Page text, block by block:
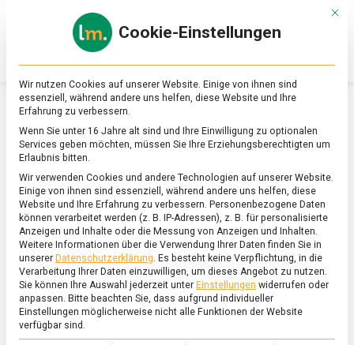
Online-
Magazin
zu
&
Ernährung
SCHLAGWORT:MSC
Mit
Cookie-Einstellungen
Wir nutzen Cookies auf unserer Website. Einige von ihnen sind
essenziell, während andere uns helfen, diese Website und Ihre
Erfahrung zu verbessern.
Wenn Sie unter 16 Jahre alt sind und Ihre Einwilligung zu optionalen
Services geben möchten, müssen Sie Ihre Erziehungsberechtigten um
Erlaubnis bitten.
Wir verwenden Cookies und andere Technologien auf unserer Website.
Einige von ihnen sind essenziell, während andere uns helfen, diese
Website und Ihre Erfahrung zu verbessern. Personenbezogene Daten
können verarbeitet werden (z. B. IP-Adressen), z. B. für personalisierte
Anzeigen und Inhalte oder die Messung von Anzeigen und Inhalten.
Weitere Informationen über die Verwendung Ihrer Daten finden Sie in
unserer Datenschutzerklärung. Es besteht keine Verpflichtung, in die
Verarbeitung Ihrer Daten einzuwilligen, um dieses Angebot zu nutzen.
Sie können Ihre Auswahl jederzeit unter Einstellungen widerrufen oder
anpassen. Bitte beachten Sie, dass aufgrund individueller
Einstellungen möglicherweise nicht alle Funktionen der Website
verfügbar sind.